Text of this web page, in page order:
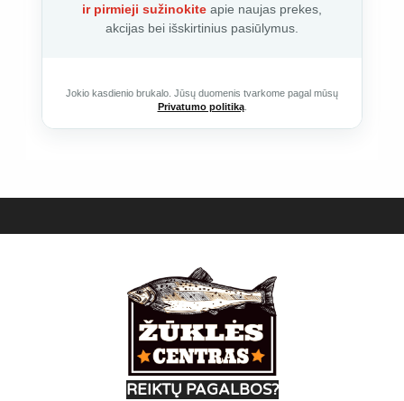
ir pirmieji sužinokite apie naujas prekes,
akcijas bei išskirtinius pasiūlymus.
Jokio kasdienio brukalo. Jūsų duomenis tvarkome pagal mūsų
Privatumo politiką.
REIKTŲ PAGALBOS?